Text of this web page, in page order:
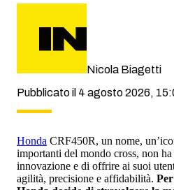
Nicola Biagetti
Pubblicato il 4 agosto 2026,
Honda CRF450R, un nome,
importanti del mondo cross, non
innovazione e di offrire ai suoi
agilità, precisione e affidabilità.